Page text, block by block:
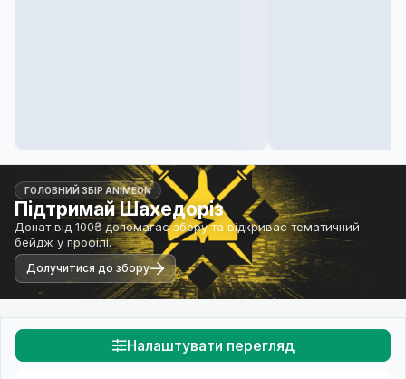
ГОЛОВНИЙ ЗБІР ANIMEON
Підтримай Шахедоріз
Донат від 100₴ допомагає збору та відкриває тематичний
бейдж у профілі.
Долучитися до збору
Налаштувати перегляд